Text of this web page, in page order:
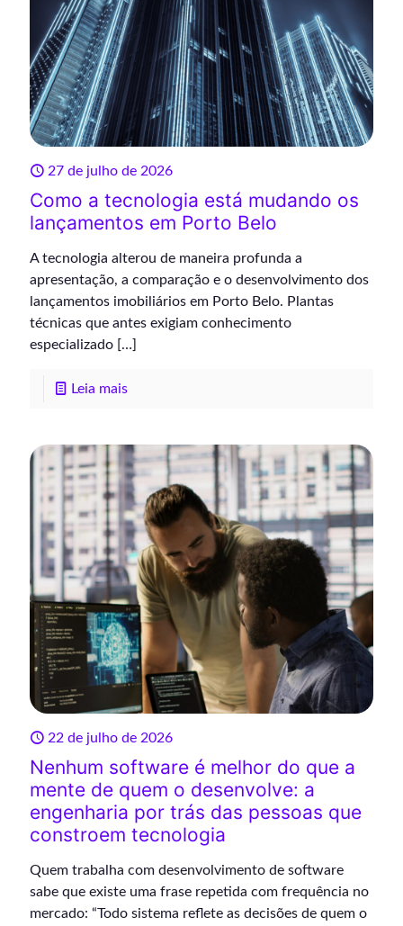
27 de julho de 2026
Como a tecnologia está mudando os
lançamentos em Porto Belo
A tecnologia alterou de maneira profunda a
apresentação, a comparação e o desenvolvimento dos
lançamentos imobiliários em Porto Belo. Plantas
técnicas que antes exigiam conhecimento
especializado […]
Leia mais
22 de julho de 2026
Nenhum software é melhor do que a
mente de quem o desenvolve: a
engenharia por trás das pessoas que
constroem tecnologia
Quem trabalha com desenvolvimento de software
sabe que existe uma frase repetida com frequência no
mercado: “Todo sistema reflete as decisões de quem o